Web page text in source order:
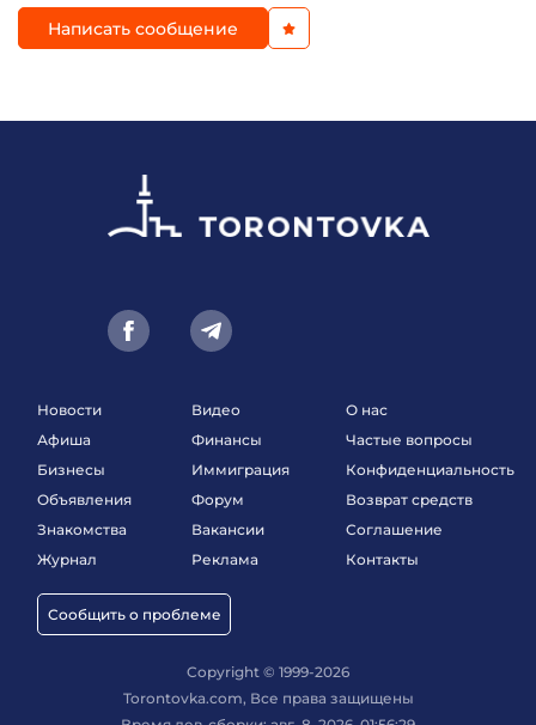
Написать сообщение
Новости
Афиша
Бизнесы
Объявления
Знакомства
Журнал
Сообщить о проблеме
Видео
Финансы
Иммиграция
Форум
Вакансии
Реклама
О нас
Частые вопросы
Конфиденциальность
Возврат средств
Соглашение
Контакты
Copyright © 1999-2026
Torontovka.com, Все права защищены